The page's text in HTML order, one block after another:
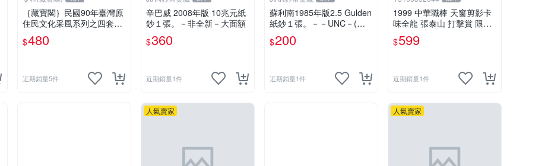
｛藏寶閣｝民國90年臺灣原
住民文化采風系列之四套幣
魯凱族
$480
近期銷量5件
辛巴威 2008年版 10兆元紙
鈔１張。－非全新－大面額
$360
近期銷量1件
蘇利南1985年版2.5 Gulden
紙鈔１張。－－UNC－(蘇
里南)
$200
近期銷量1件
1999 中華職棒 天窗剪影卡
味全龍 張泰山 打擊賞 限量7
50張 稀少
$599
近期銷量1件
人氣賣家 人氣賣家